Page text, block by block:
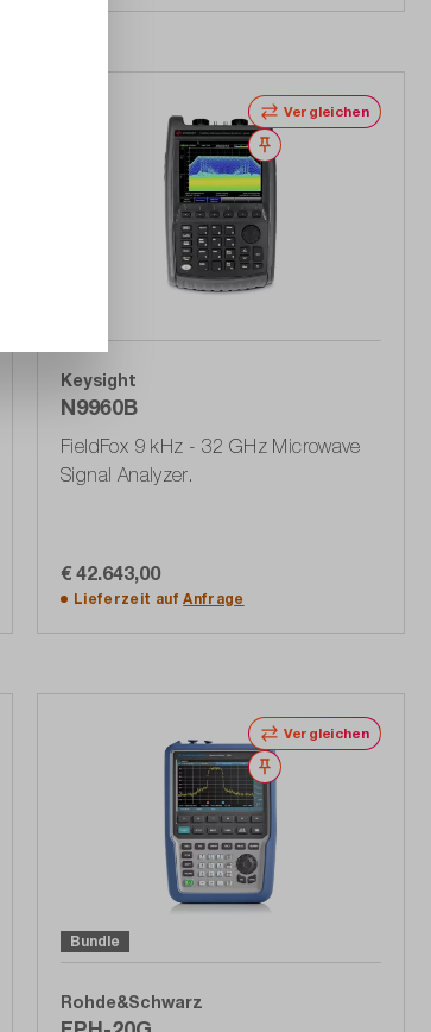
Vergleichen
Merken
Keysight
N9960B
FieldFox 9 kHz - 32 GHz Microwave
Signal Analyzer.
€ 42.643,00
Lieferzeit aufAnfrage
Vergleichen
Merken
Bundle
Rohde&Schwarz